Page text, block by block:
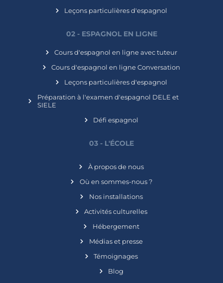
Leçons particulières d'espagnol
02 - ESPAGNOL EN LIGNE
Cours d'espagnol en ligne avec tuteur
Cours d'espagnol en ligne Conversation
Leçons particulières d'espagnol
Préparation à l'examen d'espagnol DELE et
SIELE
Défi espagnol
03 - L'ÉCOLE
À propos de nous
Où en sommes-nous ?
Nos installations
Activités culturelles
Hébergement
Médias et presse
Témoignages
Blog